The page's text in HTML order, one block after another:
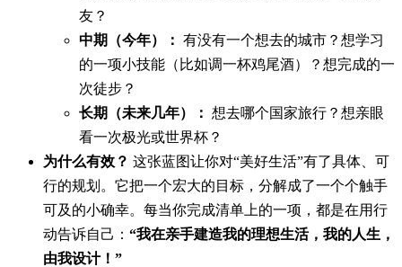
友？
中期（今年）： 有没有一个想去的城市？想学习
的一项小技能（比如调一杯鸡尾酒）？想完成的一
次徒步？
长期（未来几年）： 想去哪个国家旅行？想亲眼
看一次极光或世界杯？
为什么有效？ 这张蓝图让你对“美好生活”有了具体、可
行的规划。它把一个宏大的目标，分解成了一个个触手
可及的小确幸。每当你完成清单上的一项，都是在用行
动告诉自己： “我在亲手建造我的理想生活，我的人生，
由我设计！”